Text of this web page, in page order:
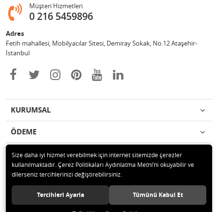
Müşteri Hizmetleri
0 216 5459896
Adres
Fetih mahallesi, Mobilyacılar Sitesi, Demiray Sokak, No.12 Ataşehir-
İstanbul
KURUMSAL
ÖDEME
İLETİŞİM
© 2020 Leylek Mağazacılık Hizmetleri Ltd. Şti. Tüm hakları saklıdır.
Size daha iyi hizmet verebilmek için internet sitemizde çerezler
kullanılmaktadır. Çerez Politikaları Aydınlatma Metni’ni okuyabilir ve
dilerseniz tercihlerinizi değiştirebilirsiniz.
Tercihleri Ayarla Tümünü Kabul Et